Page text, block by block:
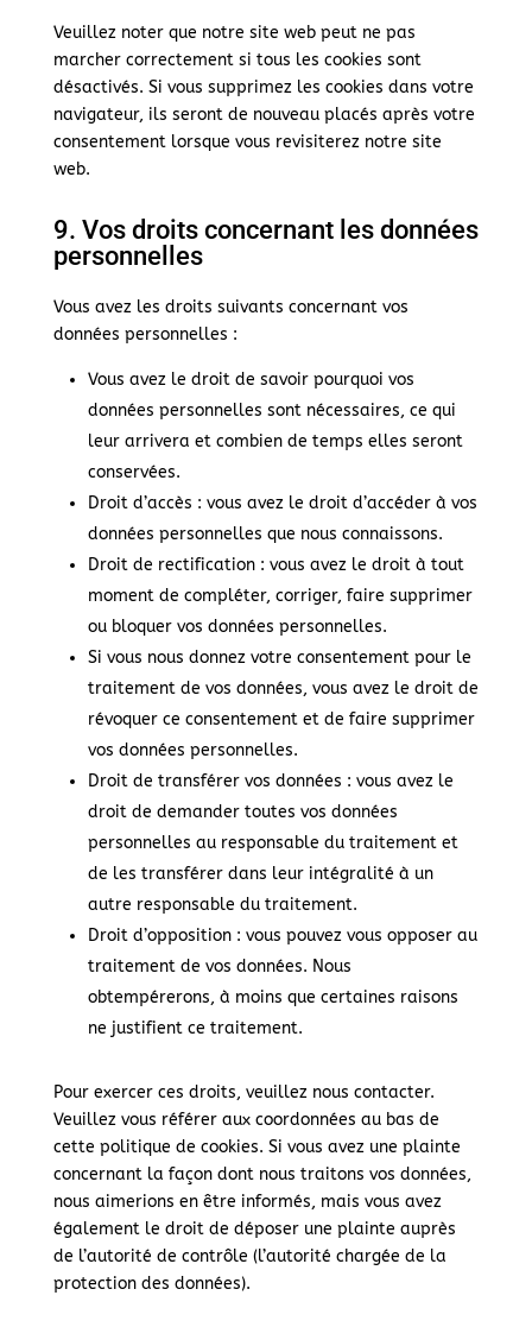
Veuillez noter que notre site web peut ne pas
marcher correctement si tous les cookies sont
désactivés. Si vous supprimez les cookies dans votre
navigateur, ils seront de nouveau placés après votre
consentement lorsque vous revisiterez notre site
web.
9. Vos droits concernant les données
personnelles
Vous avez les droits suivants concernant vos
données personnelles :
Vous avez le droit de savoir pourquoi vos
données personnelles sont nécessaires, ce qui
leur arrivera et combien de temps elles seront
conservées.
Droit d’accès : vous avez le droit d’accéder à vos
données personnelles que nous connaissons.
Droit de rectification : vous avez le droit à tout
moment de compléter, corriger, faire supprimer
ou bloquer vos données personnelles.
Si vous nous donnez votre consentement pour le
traitement de vos données, vous avez le droit de
révoquer ce consentement et de faire supprimer
vos données personnelles.
Droit de transférer vos données : vous avez le
droit de demander toutes vos données
personnelles au responsable du traitement et
de les transférer dans leur intégralité à un
autre responsable du traitement.
Droit d’opposition : vous pouvez vous opposer au
traitement de vos données. Nous
obtempérerons, à moins que certaines raisons
ne justifient ce traitement.
Pour exercer ces droits, veuillez nous contacter.
Veuillez vous référer aux coordonnées au bas de
cette politique de cookies. Si vous avez une plainte
concernant la façon dont nous traitons vos données,
nous aimerions en être informés, mais vous avez
également le droit de déposer une plainte auprès
de l’autorité de contrôle (l’autorité chargée de la
protection des données).